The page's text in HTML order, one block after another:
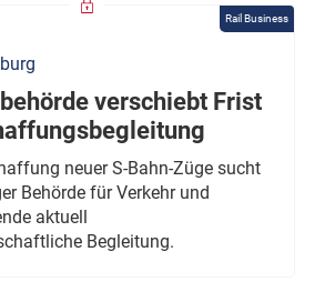
Rail Business
verschiebt Frist
neuer S-Bahn-Züge sucht
Behörde für Verkehr und
aktuell
Begleitung.